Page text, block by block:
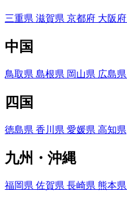
三重県 滋賀県 京都府 大阪府
中国
鳥取県 島根県 岡山県 広島県
四国
徳島県 香川県 愛媛県 高知県
九州・沖縄
福岡県 佐賀県 長崎県 熊本県